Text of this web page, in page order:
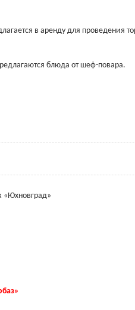
в аренду для проведения
блюда от шеф-повара.
«Юхновград»